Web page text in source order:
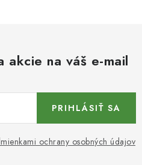
akcie na váš e-mail
ochrany osobných údajov
PRIHLÁSIŤ SA